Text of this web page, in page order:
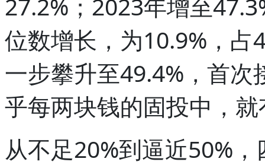
位数增长，为10.9%，
一步攀升至49.4%，首
乎每两块钱的固投中，
从不足20%到逼近50%